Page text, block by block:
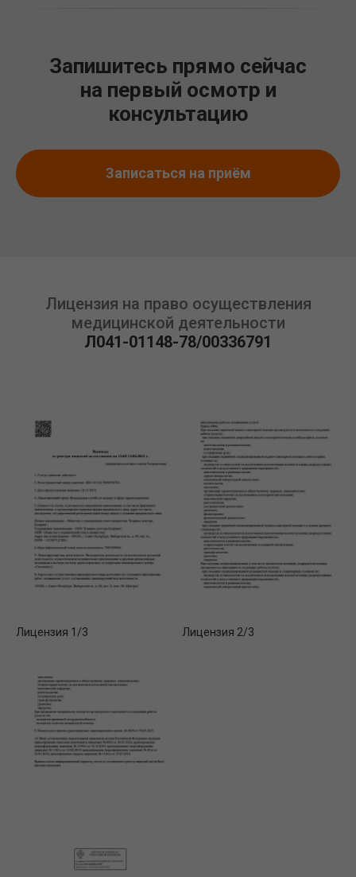
Запишитесь прямо сейчас
на первый осмотр и
консультацию
Записаться на приём
Лицензия на право осуществления
медицинской деятельности
Л041-01148-78/00336791
Лицензия 1/3 Лицензия 2/3